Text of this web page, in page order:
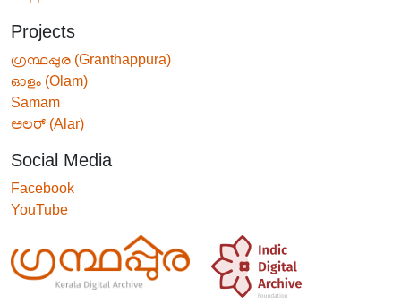
Projects
ഗ്രന്ഥപ്പുര (Granthappura)
ഓളം (Olam)
Samam
ಅಲರ್ (Alar)
Social Media
Facebook
YouTube